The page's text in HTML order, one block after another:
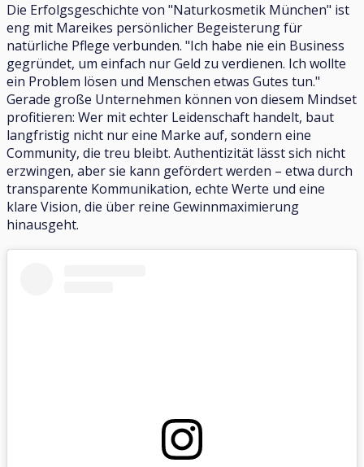
Die Erfolgsgeschichte von "Naturkosmetik München" ist
eng mit Mareikes persönlicher Begeisterung für
natürliche Pflege verbunden. "Ich habe nie ein Business
gegründet, um einfach nur Geld zu verdienen. Ich wollte
ein Problem lösen und Menschen etwas Gutes tun."
Gerade große Unternehmen können von diesem Mindset
profitieren: Wer mit echter Leidenschaft handelt, baut
langfristig nicht nur eine Marke auf, sondern eine
Community, die treu bleibt. Authentizität lässt sich nicht
erzwingen, aber sie kann gefördert werden – etwa durch
transparente Kommunikation, echte Werte und eine
klare Vision, die über reine Gewinnmaximierung
hinausgeht.